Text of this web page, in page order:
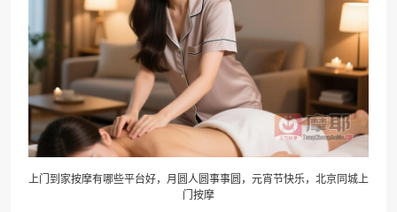
上门到家按摩有哪些平台好，月圆人圆事事圆，元宵节快乐，北京同城上
门按摩